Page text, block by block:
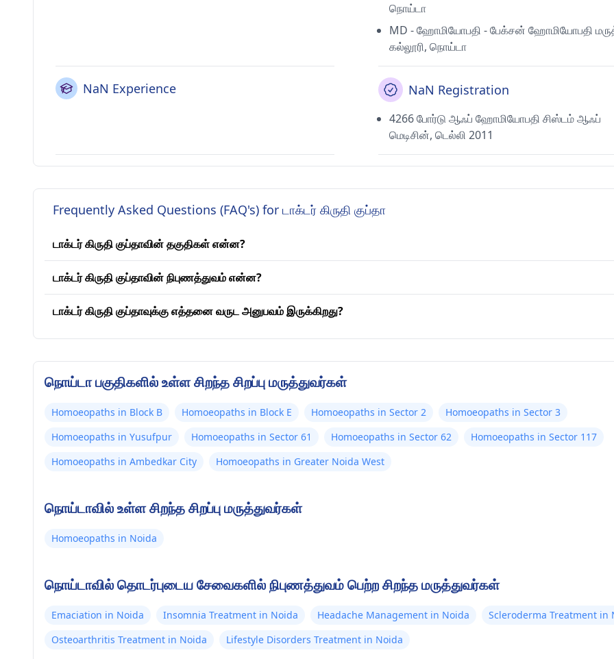
நொய்டா
MD - ஹோமியோபதி - பேக்சன் ஹோமியோபதி
கல்லூரி, நொய்டா
NaN Experience NaN Registration
4266 போர்டு ஆஃப் ஹோமியோபதி சிஸ்டம் ஆஃப்
மெடிசின், டெல்லி 2011
Frequently Asked Questions (FAQ's) for டாக்டர் கிருதி குப்தா
டாக்டர் கிருதி குப்தாவின் தகுதிகள் என்ன?
டாக்டர் கிருதி குப்தாவின் நிபுணத்துவம் என்ன?
டாக்டர் கிருதி குப்தாவுக்கு எத்தனை வருட அனுபவம் இருக்கிறது?
நொய்டா பகுதிகளில் உள்ள சிறந்த சிறப்பு மருத்துவர்கள்
Homoeopaths in Block B Homoeopaths in Block E Homoeopaths in Sector 2
Homoeopaths in Sector 3
Homoeopaths in Yusufpur
Homoeopaths in Sector 61 Homoeopaths in Sector 62
Homoeopaths in Sector 117
Homoeopaths in Ambedkar City
Homoeopaths in Greater Noida West
நொய்டாவில் உள்ள சிறந்த சிறப்பு மருத்துவர்கள்
Homoeopaths in Noida
நொய்டாவில் தொடர்புடைய சேவைகளில் நிபுணத்துவம் பெற்ற சிறந்த மருத்துவர்கள்
Emaciation in Noida Insomnia Treatment in Noida Headache Management in Noida
Scleroderma Treatment in
Osteoarthritis Treatment in Noida
Lifestyle Disorders Treatment in Noida